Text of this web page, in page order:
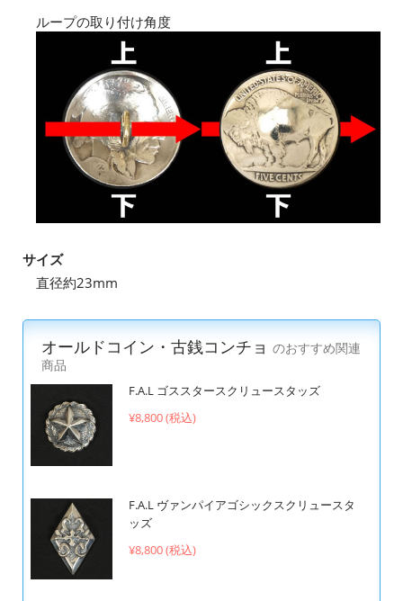
ループの取り付け角度
サイズ
直径約23mm
オールドコイン・古銭コンチョ のおすすめ関連
商品
F.A.L ゴススタースクリュースタッズ
¥8,800 (税込)
F.A.L ヴァンパイアゴシックスクリュースタ
ッズ
¥8,800 (税込)